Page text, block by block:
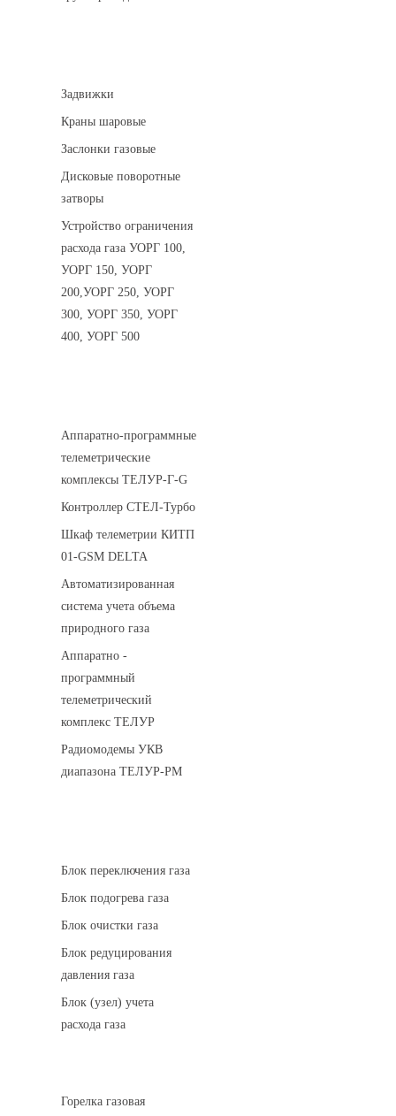
Задвижки
Краны шаровые
Заслонки газовые
Дисковые поворотные
затворы
Устройство ограничения
расхода газа УОРГ 100,
УОРГ 150, УОРГ
200,УОРГ 250, УОРГ
300, УОРГ 350, УОРГ
400, УОРГ 500
Аппаратно-программные
телеметрические
комплексы ТЕЛУР-Г-G
Контроллер СТЕЛ-Турбо
Шкаф телеметрии КИТП
01-GSM DELTA
Автоматизированная
система учета объема
природного газа
Аппаратно -
программный
телеметрический
комплекс ТЕЛУР
Радиомодемы УКВ
диапазона ТЕЛУР-РМ
Блок переключения газа
Блок подогрева газа
Блок очистки газа
Блок редуцирования
давления газа
Блок (узел) учета
расхода газа
Горелка газовая